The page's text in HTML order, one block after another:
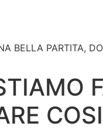
BELLA PARTITA,